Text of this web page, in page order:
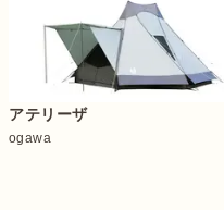
アテリーザ
ogawa